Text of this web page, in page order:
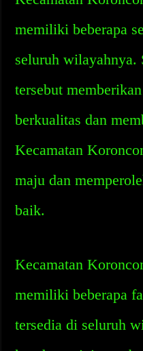
memiliki beberapa
seluruh wilayahnya.
tersebut
berkualitas dan
Kecamatan
maju dan
baik.
Kecamatan
memiliki beberapa
tersedia di seluruh